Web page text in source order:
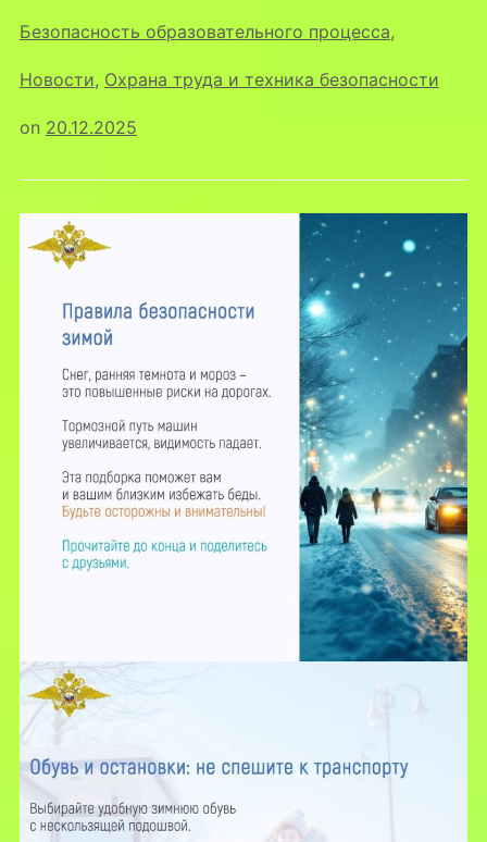
Безопасность образовательного процесса,
Новости, Охрана труда и техника безопасности
on 20.12.2025